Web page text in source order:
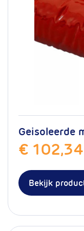
Levensduur bij
normaal gebruik
Geisoleerde
€ 102,34
Bekijk